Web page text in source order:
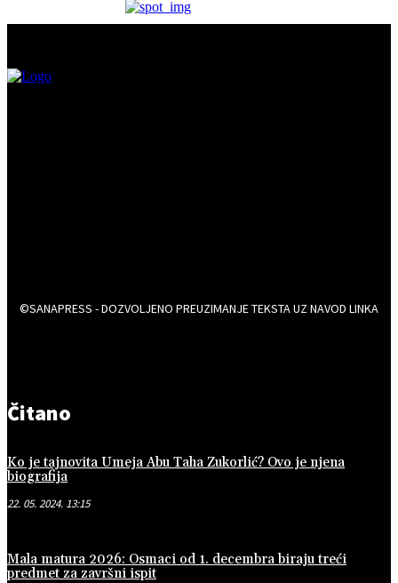
©SANAPRESS - DOZVOLJENO PREUZIMANJE TEKSTA UZ NAVOD LINKA
Čitano
Ko je tajnovita Umeja Abu Taha Zukorlić? Ovo je njena
biografija
22. 05. 2024. 13:15
Mala matura 2026: Osmaci od 1. decembra biraju treći
predmet za završni ispit